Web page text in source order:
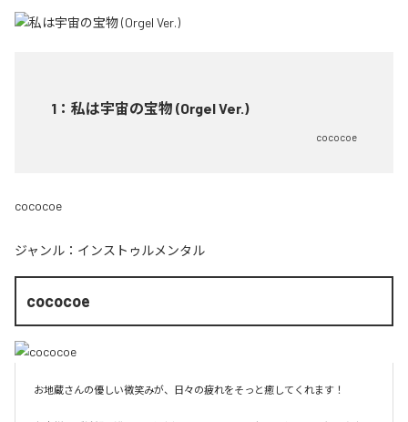
1 ： 私は宇宙の宝物 (Orgel Ver.)
cococoe
cococoe
ジャンル： インストゥルメンタル
cococoe
お地蔵さんの優しい微笑みが、日々の疲れをそっと癒してくれます！